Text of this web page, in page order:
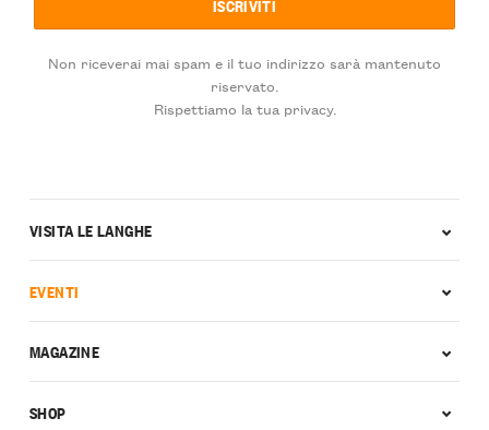
Non riceverai mai spam e il tuo indirizzo sarà mantenuto
riservato.
Rispettiamo la tua privacy.
VISITA LE LANGHE
EVENTI
MAGAZINE
SHOP